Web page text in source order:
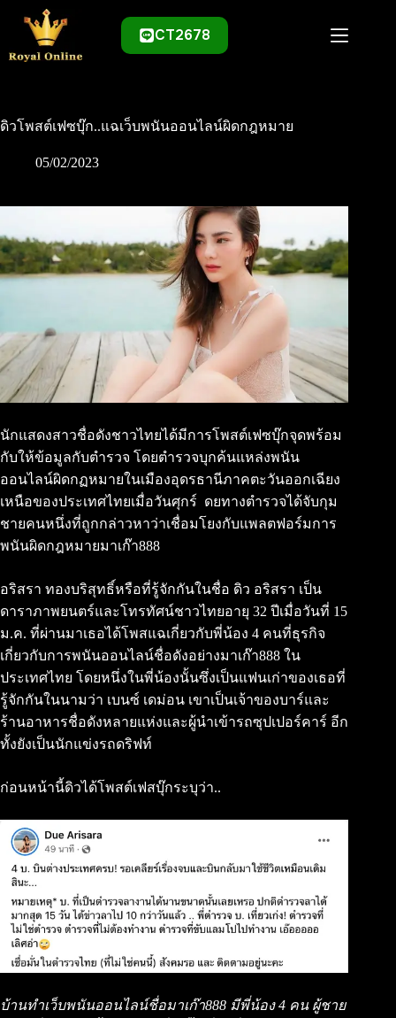
content
CT2678
ดิวโพสต์เฟซบุ๊ก..แฉเว็บพนันออนไลน์ผิดกฎหมาย
05/02/2023
นักแสดงสาวชื่อดังชาวไทยได้มีการโพสต์เฟซบุ๊กจุดพร้อม
กับให้ข้อมูลกับตำรวจ โดยตำรวจบุกค้นแหล่งพนัน
ออนไลน์ผิดกฏหมายในเมืองอุดรธานีภาคตะวันออกเฉียง
เหนือของประเทศไทยเมื่อวันศุกร์ ดยทางตำรวจได้จับกุม
ชายคนหนึ่งที่ถูกกล่าวหาว่าเชื่อมโยงกับแพลตฟอร์มการ
พนันผิดกฎหมายมาเก๊า888
อริสรา ทองบริสุทธิ์หรือที่รู้จักกันในชื่อ ดิว อริสรา เป็น
ดาราภาพยนตร์และโทรทัศน์ชาวไทยอายุ 32 ปีเมื่อวันที่ 15
ม.ค. ที่ผ่านมาเธอได้โพสแฉเกี่ยวกับพี่น้อง 4 คนที่ธุรกิจ
เกี่ยวกับการพนันออนไลน์ชื่อดังอย่างมาเก๊า888 ใน
ประเทศไทย โดยหนึ่งในพี่น้องนั้นซึ่งเป็นแฟนเก่าของเธอที่
รู้จักกันในนามว่า เบนซ์ เดม่อน เขาเป็นเจ้าของบาร์และ
ร้านอาหารชื่อดังหลายแห่งและผู้นำเข้ารถซุปเปอร์คาร์ อีก
ทั้งยังเป็นนักแข่งรถดริฟท์
ก่อนหน้านี้ดิวได้โพสต์เฟสบุ๊กระบุว่า..
บ้านทำเว็บพนันออนไลน์ชื่อมาเก๊า888 มีพี่น้อง 4 คน ผู้ชาย